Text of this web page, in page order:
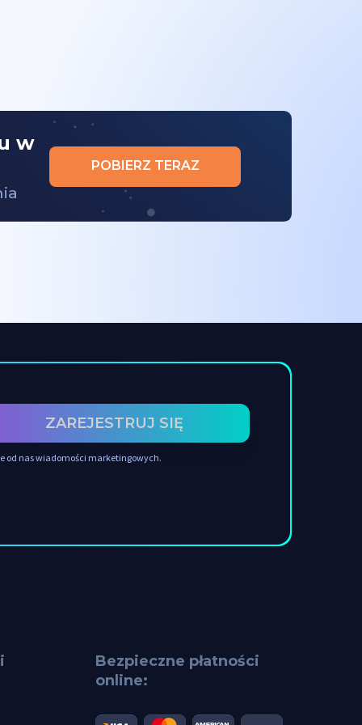
w
POBIERZ TERAZ
ZAREJESTRUJ SIĘ
od nas wiadomości marketingowych.
Bezpieczne płatności
online: